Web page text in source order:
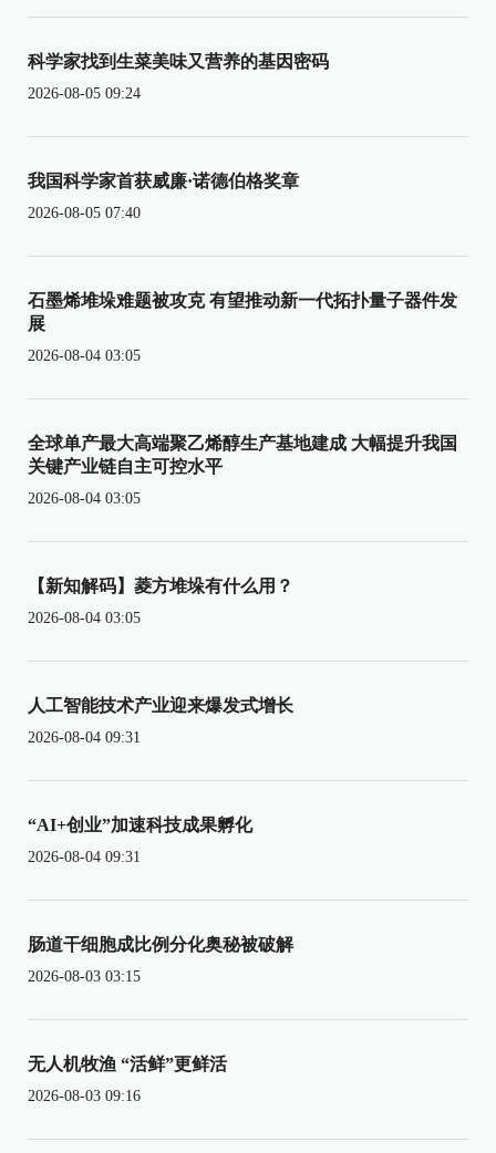
科学家找到生菜美味又营养的基因密码
2026-08-05 09:24
我国科学家首获威廉·诺德伯格奖章
2026-08-05 07:40
石墨烯堆垛难题被攻克 有望推动新一代拓扑量子器件发
展
2026-08-04 03:05
全球单产最大高端聚乙烯醇生产基地建成 大幅提升我国
关键产业链自主可控水平
2026-08-04 03:05
【新知解码】菱方堆垛有什么用？
2026-08-04 03:05
人工智能技术产业迎来爆发式增长
2026-08-04 09:31
“AI+创业”加速科技成果孵化
2026-08-04 09:31
肠道干细胞成比例分化奥秘被破解
2026-08-03 03:15
无人机牧渔 “活鲜”更鲜活
2026-08-03 09:16